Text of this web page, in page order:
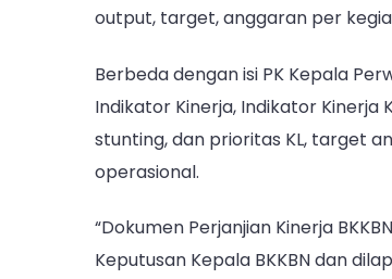
output, target, anggaran per
Berbeda dengan isi PK Kepala
Indikator Kinerja, Indikator Kinerja
stunting, dan prioritas KL, target
operasional.
“Dokumen Perjanjian Kinerja
Keputusan Kepala BKKBN dan